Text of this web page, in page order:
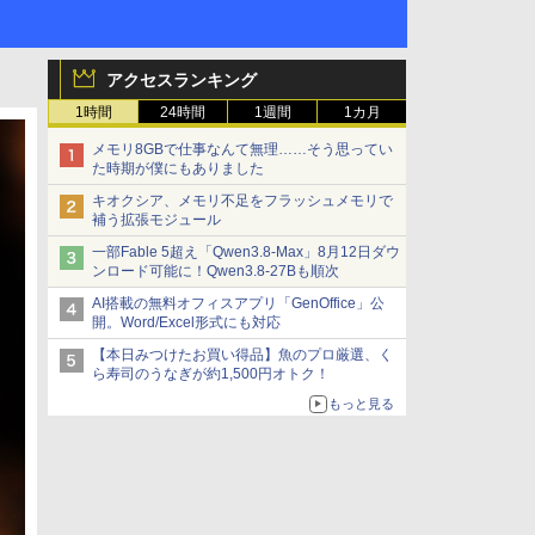
アクセスランキング
1時間 24時間 1週間 1カ月
メモリ8GBで仕事なんて無理……そう思ってい
た時期が僕にもありました
キオクシア、メモリ不足をフラッシュメモリで
補う拡張モジュール
一部Fable 5超え「Qwen3.8-Max」8月12日ダウ
ンロード可能に！Qwen3.8-27Bも順次
AI搭載の無料オフィスアプリ「GenOffice」公
開。Word/Excel形式にも対応
【本日みつけたお買い得品】魚のプロ厳選、く
ら寿司のうなぎが約1,500円オトク！
もっと見る